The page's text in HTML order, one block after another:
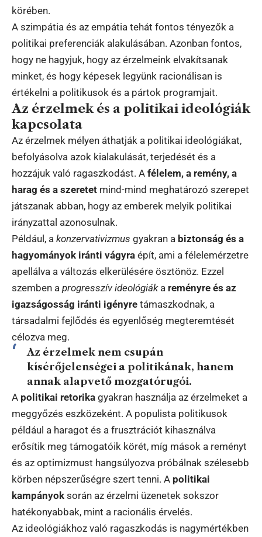
körében.
A szimpátia és az empátia tehát fontos tényezők a
politikai preferenciák alakulásában. Azonban fontos,
hogy ne hagyjuk, hogy az érzelmeink elvakítsanak
minket, és hogy képesek legyünk racionálisan is
értékelni a politikusok és a pártok programjait.
Az érzelmek és a politikai ideológiák
kapcsolata
Az érzelmek mélyen áthatják a politikai ideológiákat,
befolyásolva azok kialakulását, terjedését és a
hozzájuk való ragaszkodást. A félelem, a remény, a
harag és a szeretet mind-mind meghatározó szerepet
játszanak abban, hogy az emberek melyik politikai
irányzattal azonosulnak.
Például, a konzervativizmus gyakran a biztonság és a
hagyományok iránti vágyra épít, ami a félelemérzetre
apellálva a változás elkerülésére ösztönöz. Ezzel
szemben a progresszív ideológiáka reményre és az
igazságosság iránti igényre támaszkodnak, a
társadalmi fejlődés és egyenlőség megteremtését
célozva meg.
Az érzelmek nem csupán
kísérőjelenségei a politikának, hanem
annak alapvető mozgatórugói.
A politikai retorika gyakran használja az érzelmeket a
meggyőzés eszközeként. A populista politikusok
például a haragot és a frusztrációt kihasználva
erősítik meg támogatóik körét, míg mások a reményt
és az optimizmust hangsúlyozva próbálnak szélesebb
körben népszerűségre szert tenni. A politikai
kampányok során az érzelmi üzenetek sokszor
hatékonyabbak, mint a racionális érvelés.
Az ideológiákhoz való ragaszkodás is nagymértékben